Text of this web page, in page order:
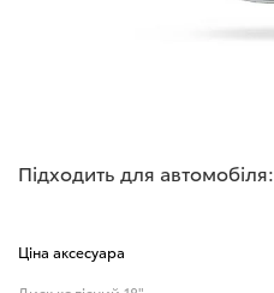
Підходить для автомобіля:
Ціна аксесуара